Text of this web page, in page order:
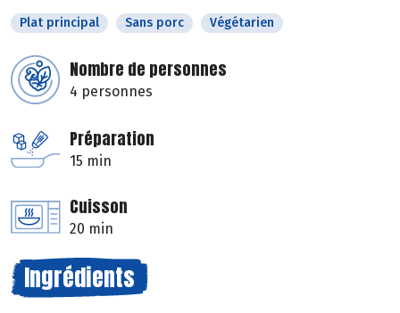
Plat principal Sans porc Végétarien
Nombre de personnes
4 personnes
Préparation
15 min
Cuisson
20 min
Ingrédients